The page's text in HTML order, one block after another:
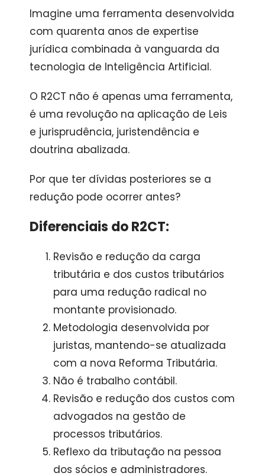
Imagine uma ferramenta desenvolvida
com quarenta anos de expertise
jurídica combinada à vanguarda da
tecnologia de Inteligência Artificial.
O R2CT não é apenas uma ferramenta,
é uma revolução na aplicação de Leis
e jurisprudência, juristendência e
doutrina abalizada.
Por que ter dívidas posteriores se a
redução pode ocorrer antes?
Diferenciais do R2CT:
Revisão e redução da carga
tributária e dos custos tributários
para uma redução radical no
montante provisionado.
Metodologia desenvolvida por
juristas, mantendo-se atualizada
com a nova Reforma Tributária.
Não é trabalho contábil.
Revisão e redução dos custos com
advogados na gestão de
processos tributários.
Reflexo da tributação na pessoa
dos sócios e administradores.